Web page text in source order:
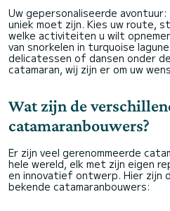
Uw gepersonaliseerde
uniek moet zijn. Kies uw route,
welke activiteiten u wilt
van snorkelen in turquoise
delicatessen of dansen onder
catamaran, wij zijn er om uw
Wat zijn de
catamaranbouwers?
Er zijn veel gerenommeerde
hele wereld, elk met zijn eigen
en innovatief ontwerp. Hier zijn
bekende catamaranbouwers: